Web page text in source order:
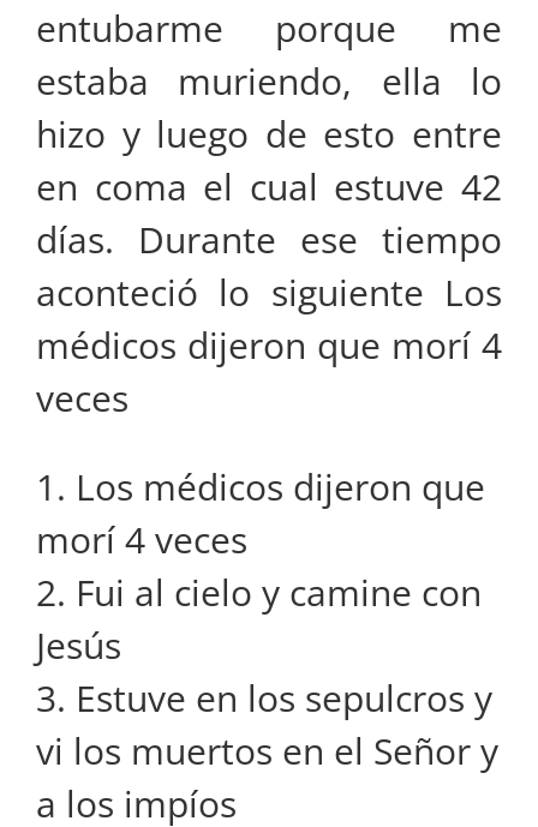
entubarme porque me
estaba muriendo, ella lo
hizo y luego de esto entre
en coma el cual estuve 42
días. Durante ese tiempo
aconteció lo siguiente Los
médicos dijeron que morí 4
veces
1. Los médicos dijeron que
morí 4 veces
2. Fui al cielo y camine con
Jesús
3. Estuve en los sepulcros y
vi los muertos en el Señor y
a los impíos